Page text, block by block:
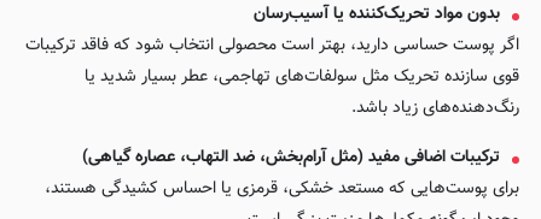
بدون مواد تحریک‌کننده یا آسیب‌رسان
اگر پوست حساسی دارید، بهتر است محصولی انتخاب شود که فاقد ترکیبات
قوی سازنده تحریک مثل سولفات‌های تهاجمی، عطر بسیار شدید یا
رنگ‌دهنده‌های زیاد باشد.
ترکیبات اضافی مفید (مثل آرام‌بخش، ضد التهاب، عصاره گیاهی)
برای پوست‌هایی که مستعد خشکی، قرمزی یا احساس کشیدگی هستند،